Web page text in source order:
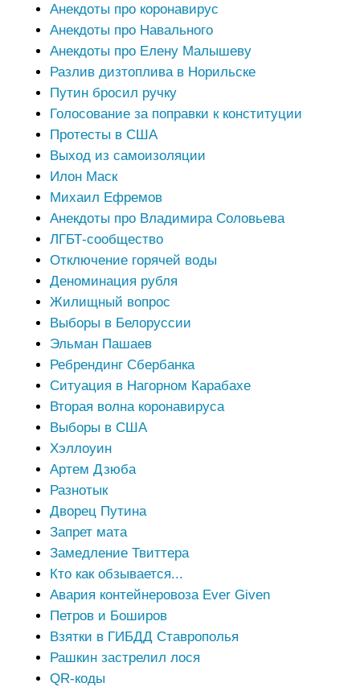
Анекдоты про коронавирус
Анекдоты про Навального
Анекдоты про Елену Малышеву
Разлив дизтоплива в Норильске
Путин бросил ручку
Голосование за поправки к конституции
Протесты в США
Выход из самоизоляции
Илон Маск
Михаил Ефремов
Анекдоты про Владимира Соловьева
ЛГБТ-сообщество
Отключение горячей воды
Деноминация рубля
Жилищный вопрос
Выборы в Белоруссии
Эльман Пашаев
Ребрендинг Сбербанка
Ситуация в Нагорном Карабахе
Вторая волна коронавируса
Выборы в США
Хэллоуин
Артем Дзюба
Разнотык
Дворец Путина
Запрет мата
Замедление Твиттера
Кто как обзывается...
Авария контейнеровоза Ever Given
Петров и Боширов
Взятки в ГИБДД Ставрополья
Рашкин застрелил лося
QR-коды